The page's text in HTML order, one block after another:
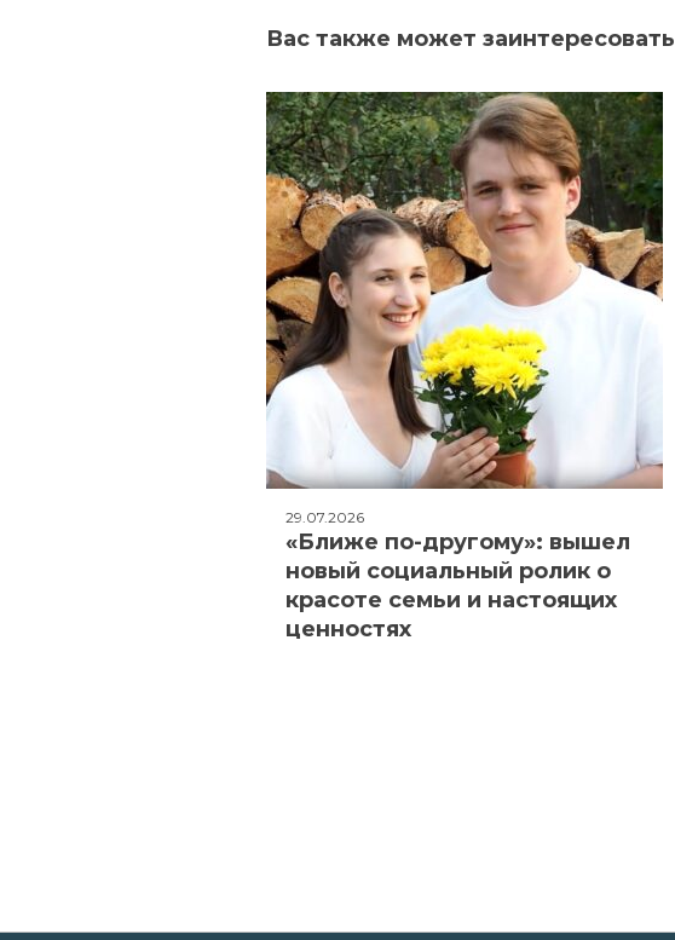
Вас также может заинтересовать
29.07.2026
«Ближе по-другому»: вышел
новый социальный ролик о
красоте семьи и настоящих
ценностях